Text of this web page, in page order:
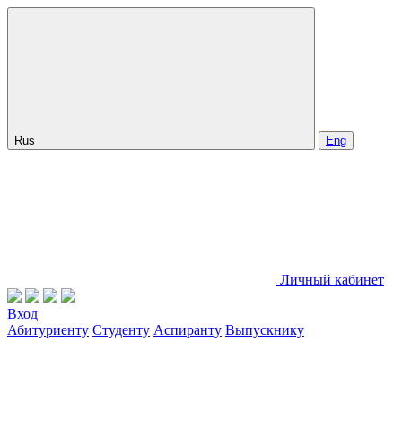
Rus Eng
Личный кабинет
Вход
Абитуриенту Студенту Аспиранту Выпускнику